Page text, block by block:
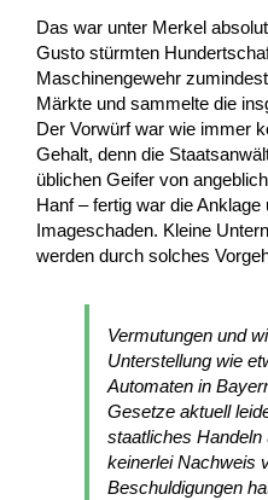
Das war unter Merkel
Gusto stürmten
Maschinengewehr
Märkte und sammelte die
Der Vorwürf war wie immer
Gehalt, denn die
üblichen Geifer von
Hanf – fertig war die
Imageschaden. Kleine
werden durch solches
Vermutungen und
Unterstellung wie
Automaten in
Gesetze aktuell
staatliches Handeln
keinerlei Nachweis
Beschuldigungen